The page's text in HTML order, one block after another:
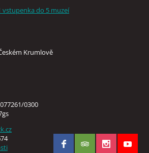
vstupenka do 5 muzeí
Krumlově
0300